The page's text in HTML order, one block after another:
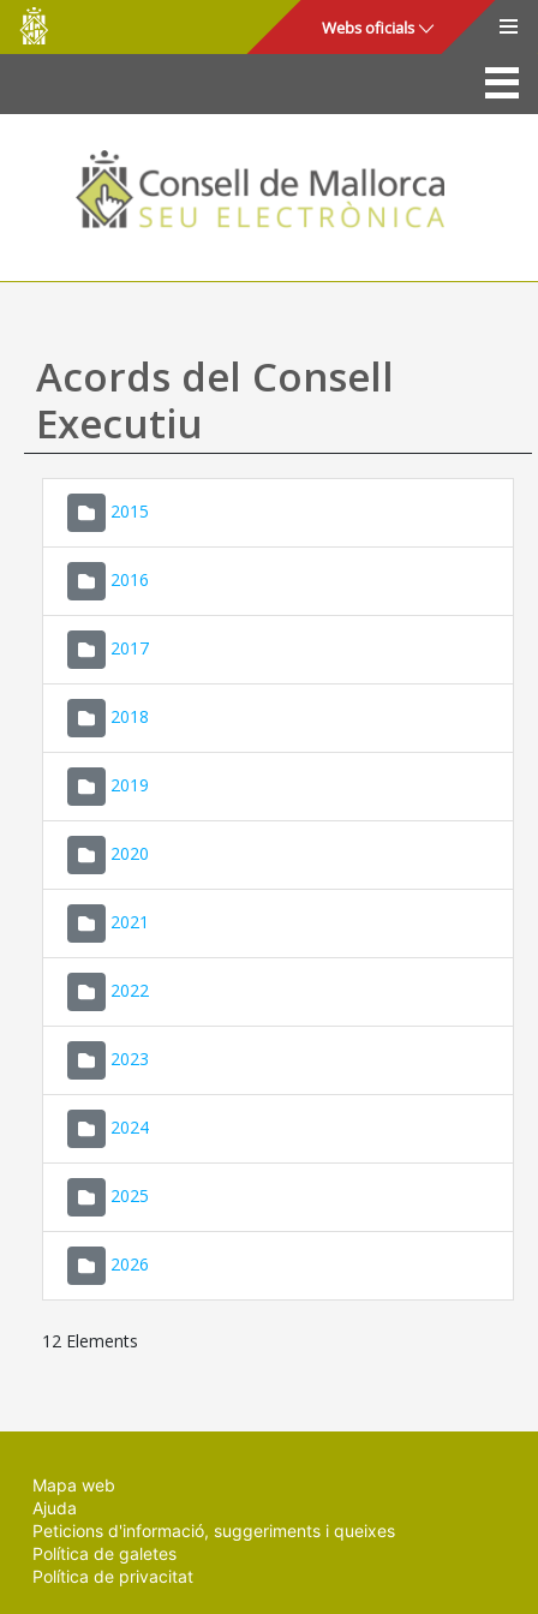
Salta al contingut principal
Consell
de
Mallorca
Webs oficials
La Seu
Consell de Mallorca
Accés i seguretat
Utilitats
Ajuda
Acords del Consell
Executiu
2015
2016
2017
2018
2019
2020
2021
2022
2023
2024
2025
2026
12 Elements
Mapa web
Ajuda
Peticions d'informació, suggeriments i queixes
Política de galetes
Política de privacitat